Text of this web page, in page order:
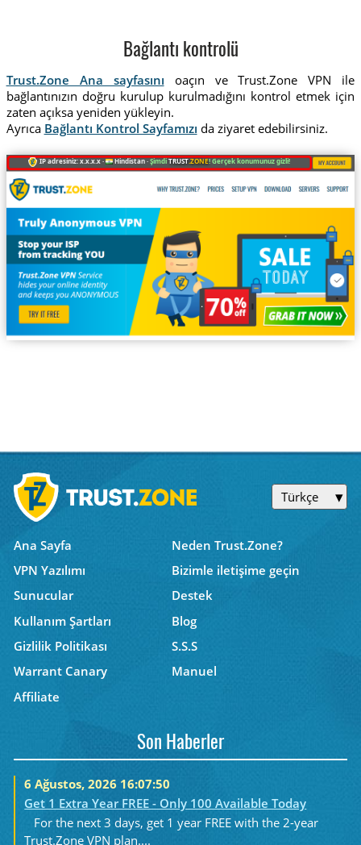
Bağlantı kontrolü
Trust.Zone Ana sayfasını oaçın ve Trust.Zone VPN ile
bağlantınızın doğru kurulup kurulmadığını kontrol etmek için
zaten açıksa yeniden yükleyin.
Ayrıca Bağlantı Kontrol Sayfamızı da ziyaret edebilirsiniz.
IP adresiniz: x.x.x.x · Hindistan ·ŞimdiTRUST.ZONE! Gerçek konumunuz gizli!
Türkçe
Ana Sayfa
Neden Trust.Zone?
VPN Yazılımı
Bizimle iletişime geçin
Sunucular
Destek
Kullanım Şartları
Blog
Gizlilik Politikası
S.S.S
Warrant Canary
Manuel
Affiliate
Son Haberler
6 Ağustos, 2026 16:07:50
Get 1 Extra Year FREE - Only 100 Available Today
For the next 3 days, get 1 year FREE with the 2-year
Trust.Zone VPN plan....